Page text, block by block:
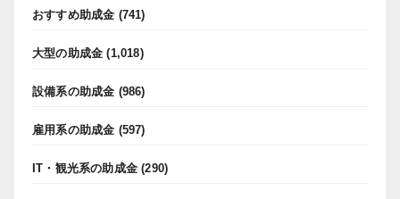
おすすめ助成金 (741)
大型の助成金 (1,018)
設備系の助成金 (986)
雇用系の助成金 (597)
IT・観光系の助成金 (290)